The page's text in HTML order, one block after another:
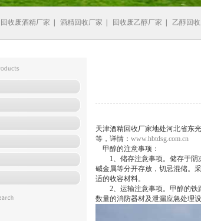
回收废酒精厂家 酒精回收厂家 回收废乙醇厂家 乙醇回
天津酒精回收厂家地处河北省东
等，详情： www.hbtdsg.com.cn
甲醇的注意事项：
1、储存注意事项。储存于阴凉
碱金属等分开存放，切忌混储。
适的收容材料。
2、运输注意事项。甲醇的铁
数量的消防器材及泄漏应急处理